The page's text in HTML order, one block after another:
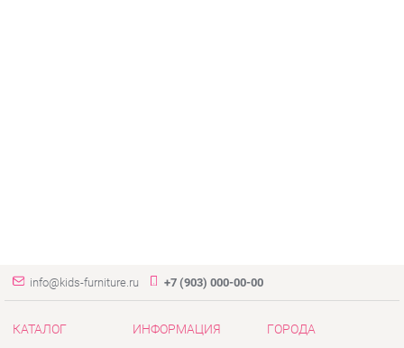
КАТАЛОГ
Диваны
ИНФОРМАЦИЯ
Контакты
ГОРОДА
Екатеринбург